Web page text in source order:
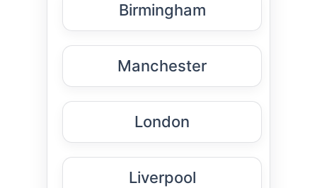
Birmingham
Manchester
London
Liverpool